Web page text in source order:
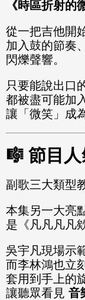
《時區折射的
從一把吉他開
加入鼓的節奏
閃爍聲響。
只要能說出口
都被盡可能加
讓「微笑」成
🎼 節目人
副歌三大類型
本集另一大亮
是《凡凡凡凡
吳宇凡現場示
而李林鴻也立
套用到手上的
讓聽眾看見 音